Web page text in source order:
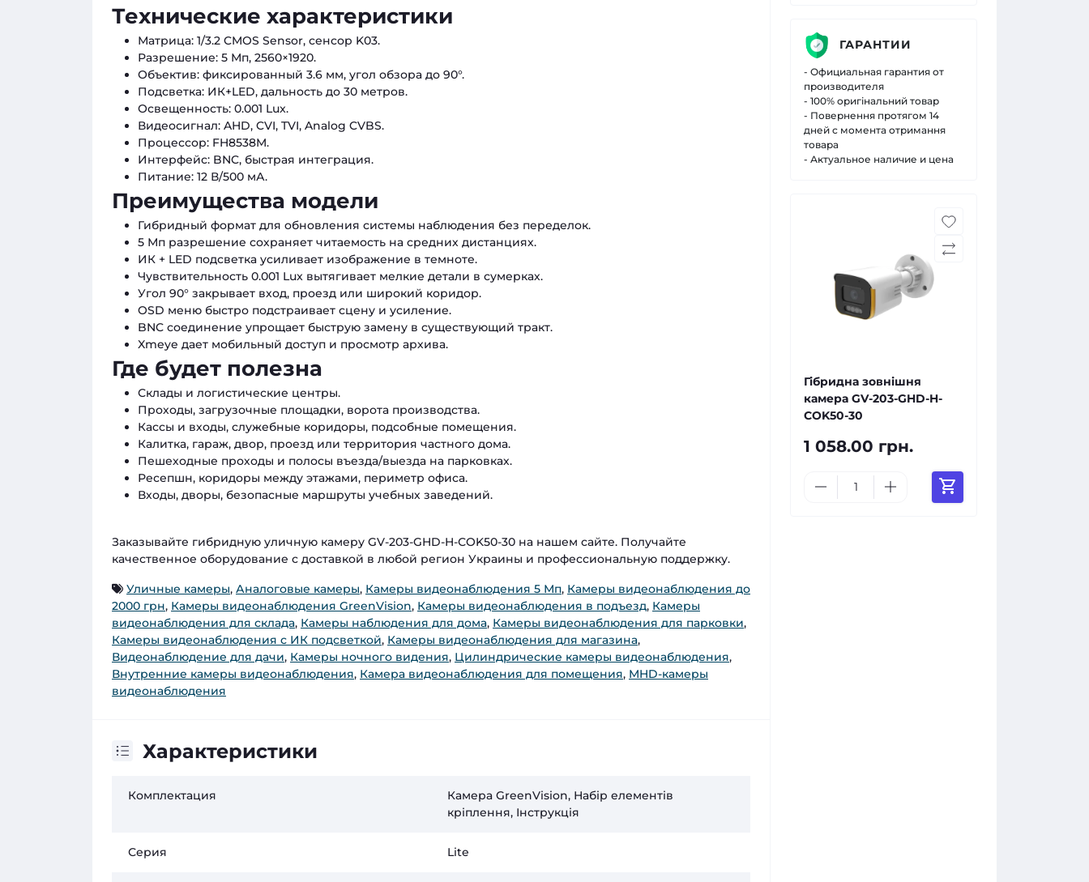
Технические характеристики
Матрица: 1/3.2 CMOS Sensor, сенсор K03.
Разрешение: 5 Мп, 2560×1920.
Объектив: фиксированный 3.6 мм, угол обзора до 90°.
Подсветка: ИК+LED, дальность до 30 метров.
Освещенность: 0.001 Lux.
Видеосигнал: AHD, CVI, TVI, Analog CVBS.
Процессор: FH8538M.
Интерфейс: BNC, быстрая интеграция.
Питание: 12 В/500 мА.
Преимущества модели
Гибридный формат для обновления системы наблюдения без переделок.
5 Мп разрешение сохраняет читаемость на средних дистанциях.
ИК + LED подсветка усиливает изображение в темноте.
Чувствительность 0.001 Lux вытягивает мелкие детали в сумерках.
Угол 90° закрывает вход, проезд или широкий коридор.
OSD меню быстро подстраивает сцену и усиление.
BNC соединение упрощает быструю замену в существующий тракт.
Xmeye дает мобильный доступ и просмотр архива.
Где будет полезна
Склады и логистические центры.
Проходы, загрузочные площадки, ворота производства.
Кассы и входы, служебные коридоры, подсобные помещения.
Калитка, гараж, двор, проезд или территория частного дома.
Пешеходные проходы и полосы въезда/выезда на парковках.
Ресепшн, коридоры между этажами, периметр офиса.
Входы, дворы, безопасные маршруты учебных заведений.
Заказывайте гибридную уличную камеру GV-203-GHD-H-СOK50-30 на нашем сайте. Получайте
качественное оборудование с доставкой в любой регион Украины и профессиональную поддержку.
Уличные камеры, Аналоговые камеры, Камеры видеонаблюдения 5 Мп, Камеры видеонаблюдения до
2000 грн, Камеры видеонаблюдения GreenVision, Камеры видеонаблюдения в подъезд, Камеры
видеонаблюдения для склада, Камеры наблюдения для дома, Камеры видеонаблюдения для парковки,
Камеры видеонаблюдения с ИК подсветкой, Камеры видеонаблюдения для магазина,
Видеонаблюдение для дачи, Камеры ночного видения, Цилиндрические камеры видеонаблюдения,
Внутренние камеры видеонаблюдения, Камера видеонаблюдения для помещения, MHD-камеры
видеонаблюдения
Характеристики
Комплектация
Камера GreenVision, Набір елементів
кріплення, Інструкція
Серия Lite
ГАРАНТИИ
- Официальная гарантия от
производителя
- 100% оригінальний товар
- Повернення протягом 14
дней с момента отримання
товара
- Актуальное наличие и цена
Гібридна зовнішня
камера GV-203-GHD-H-
СOK50-30
1 058.00 грн.